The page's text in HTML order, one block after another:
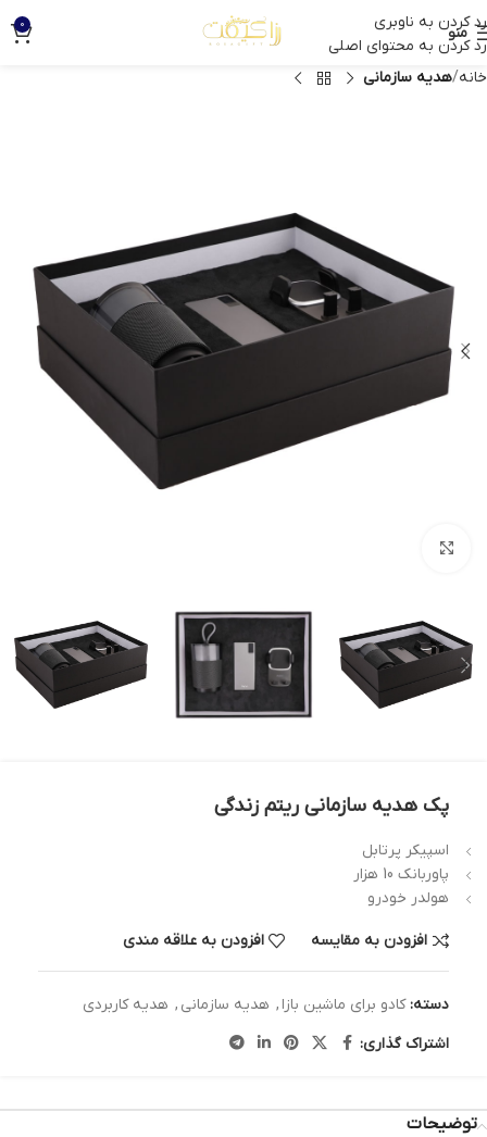
رد کردن به ناوبری
رد کردن به محتوای اصلی
منو 0
خانه هدیه سازمانی
پک هدیه سازمانی ریتم زندگی
اسپیکر پرتابل
پاوربانک 10 هزار
هولدر خودرو
افزودن به مقایسه افزودن به علاقه مندی
دسته: کادو برای ماشین بازا , هدیه سازمانی , هدیه کاربردی
اشتراک گذاری:
توضیحات